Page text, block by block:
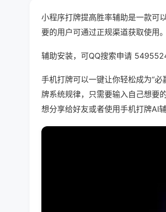
小程序打牌提高胜率辅助是一款可
要的用户可通过正规渠道获取使用。
辅助安装，可QQ搜索申请
手机打牌可以一键让你轻松成为“
牌系统规律，只需要输入自己想要
想分享给好友或者使用手机打牌AI